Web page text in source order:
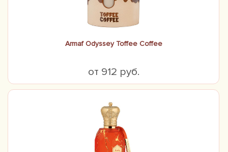
Armaf Odyssey Toffee Coffee
от 912 руб.